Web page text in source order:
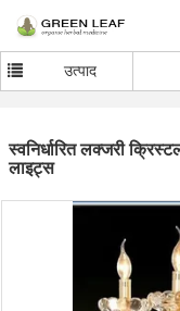
उत्पाद
स्वनिर्धारित लक्जरी
लाइट्स